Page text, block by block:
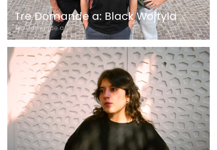
Tre Domande a: Black Wojtyla
Tre Domande a